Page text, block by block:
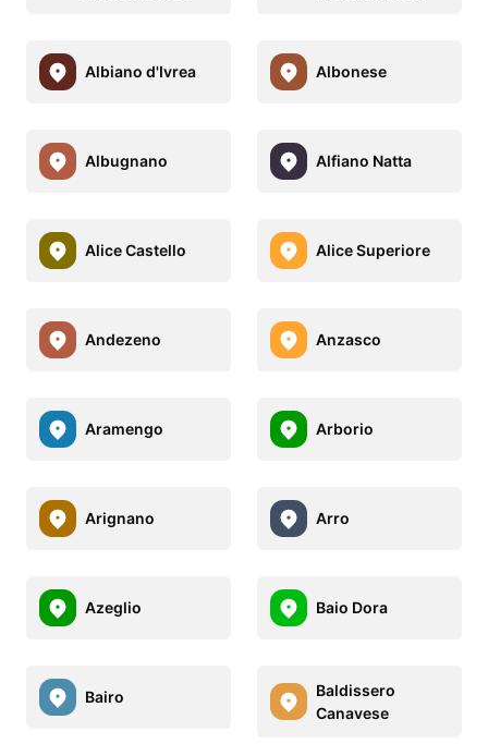
Albiano d'Ivrea Albonese
Albugnano Alfiano Natta
Alice Castello Alice Superiore
Andezeno Anzasco
Aramengo Arborio
Arignano Arro
Azeglio Baio Dora
Bairo
Baldissero
Canavese